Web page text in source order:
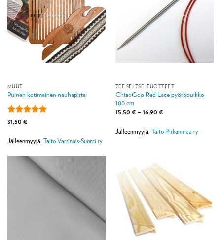
MUUT
Puinen kotimainen nauhapirta
Arvostelu
/ 5
31,50 €
Jälleenmyyjä: Taito Varsinais-Suomi ry
TEE SE ITSE -TUOTTEET
ChiaoGoo Red Lace pyöröpuikko
100 cm
15,50 € – 16,90 €Hintaluokka:
16,90 €
Jälleenmyyjä: Taito Pirkanmaa ry